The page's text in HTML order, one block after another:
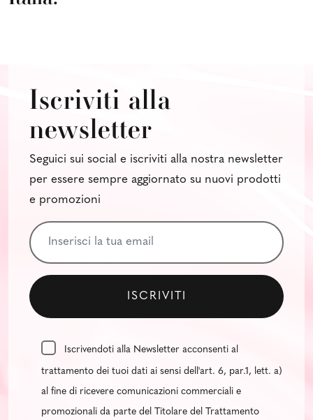
Iscriviti alla
newsletter
Seguici sui social e iscriviti alla nostra newsletter
per essere sempre aggiornato su nuovi prodotti
e promozioni
Iscrivendoti alla Newsletter acconsenti al
trattamento dei tuoi dati ai sensi dell'art. 6, par.1, lett. a)
al fine di ricevere comunicazioni commerciali e
promozionali da parte del Titolare del Trattamento